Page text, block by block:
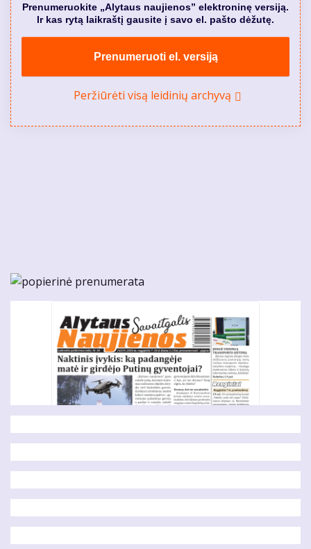
Prenumeruokite „Alytaus naujienos” elektroninę versiją.
Ir kas rytą laikraštį gausite į savo el. pašto dėžutę.
Prenumeruoti el. versiją
Peržiūrėti visą leidinių archyvą